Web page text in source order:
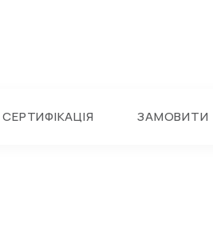
СЕРТИФІКАЦІЯ ЗАМОВИТИ